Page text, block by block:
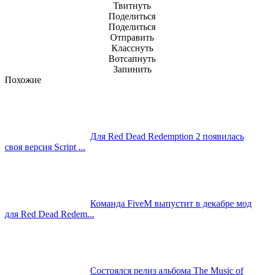
Твитнуть
Поделиться
Поделиться
Отправить
Класснуть
Вотсапнуть
Запинить
Похожие
Для Red Dead Redemption 2 появилась
своя версия Script ...
Команда FiveM выпуcтит в декабре мод
для Red Dead Redem...
Состоялся релиз альбома The Music of